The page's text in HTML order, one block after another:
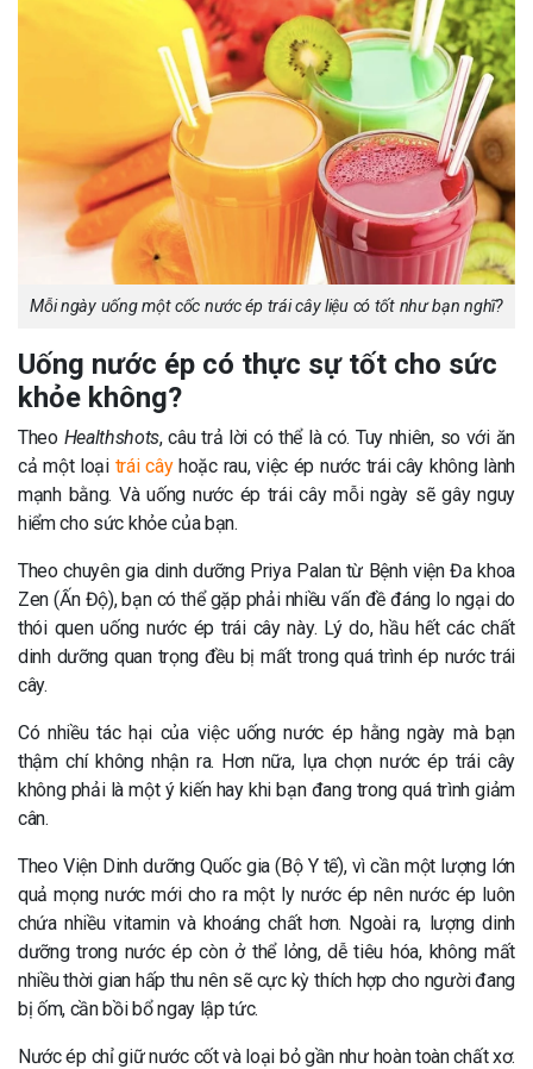
Mỗi ngày uống một cốc nước ép trái cây liệu có tốt như bạn nghĩ?
Uống nước ép có thực sự tốt cho sức
khỏe không?
Theo Healthshots, câu trả lời có thể là có. Tuy nhiên, so với ăn
cả một loại trái câyhoặc rau, việc ép nước trái cây không lành
mạnh bằng. Và uống nước ép trái cây mỗi ngày sẽ gây nguy
hiểm cho sức khỏe của bạn.
Theo chuyên gia dinh dưỡng Priya Palan từ Bệnh viện Đa khoa
Zen (Ấn Độ), bạn có thể gặp phải nhiều vấn đề đáng lo ngại do
thói quen uống nước ép trái cây này. Lý do, hầu hết các chất
dinh dưỡng quan trọng đều bị mất trong quá trình ép nước trái
cây.
Có nhiều tác hại của việc uống nước ép hằng ngày mà bạn
thậm chí không nhận ra. Hơn nữa, lựa chọn nước ép trái cây
không phải là một ý kiến hay khi bạn đang trong quá trình giảm
cân.
Theo Viện Dinh dưỡng Quốc gia (Bộ Y tế), vì cần một lượng lớn
quả mọng nước mới cho ra một ly nước ép nên nước ép luôn
chứa nhiều vitamin và khoáng chất hơn. Ngoài ra, lượng dinh
dưỡng trong nước ép còn ở thể lỏng, dễ tiêu hóa, không mất
nhiều thời gian hấp thu nên sẽ cực kỳ thích hợp cho người đang
bị ốm, cần bồi bổ ngay lập tức.
Nước ép chỉ giữ nước cốt và loại bỏ gần như hoàn toàn chất xơ.